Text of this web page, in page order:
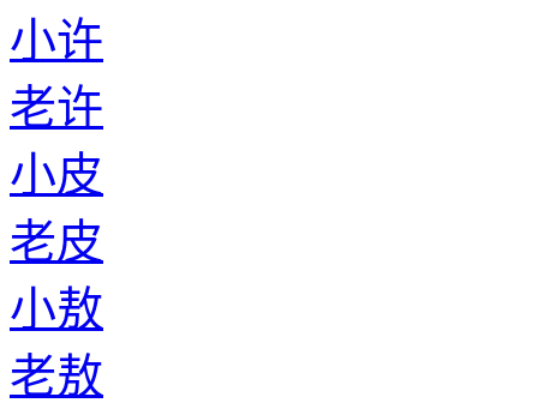
小许
老许
小皮
老皮
小敖
老敖